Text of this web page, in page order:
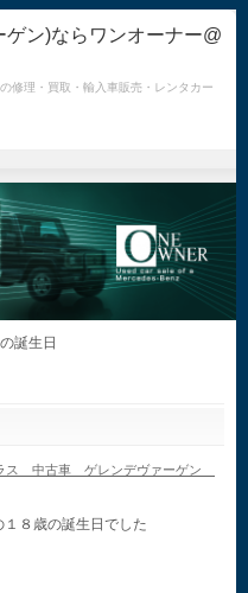
ン)ならワンオーナー@
理・買取・輸入車販売・レンタカー
誕生日
ス 中古車 ゲレンデヴァーゲン
８歳の誕生日でした